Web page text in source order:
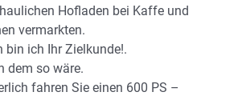
Hofladen bei Kaffe und
vermarkten.
bin ich Ihr Zielkunde!.
dem so wäre.
fahren Sie einen 600 PS –